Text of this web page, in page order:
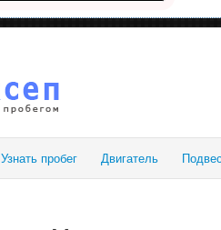
Узнать пробег Двигатель